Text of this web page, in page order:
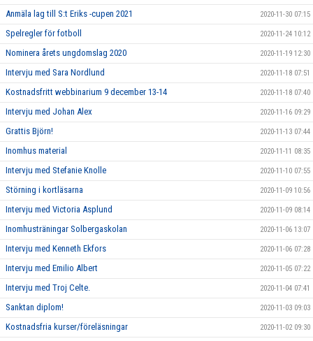
Anmäla lag till S:t Eriks -cupen 2021 2020-11-30 07:15
Spelregler för fotboll 2020-11-24 10:12
Nominera årets ungdomslag 2020 2020-11-19 12:30
Intervju med Sara Nordlund 2020-11-18 07:51
Kostnadsfritt webbinarium 9 december 13-14 2020-11-18 07:40
Intervju med Johan Alex 2020-11-16 09:29
Grattis Björn! 2020-11-13 07:44
Inomhus material 2020-11-11 08:35
Intervju med Stefanie Knolle 2020-11-10 07:55
Störning i kortläsarna 2020-11-09 10:56
Intervju med Victoria Asplund 2020-11-09 08:14
Inomhusträningar Solbergaskolan 2020-11-06 13:07
Intervju med Kenneth Ekfors 2020-11-06 07:28
Intervju med Emilio Albert 2020-11-05 07:22
Intervju med Troj Celte. 2020-11-04 07:41
Sanktan diplom! 2020-11-03 09:03
Kostnadsfria kurser/föreläsningar 2020-11-02 09:30